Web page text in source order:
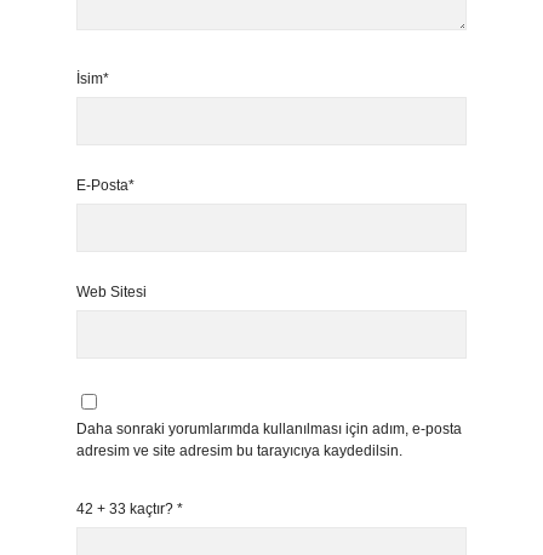
İsim*
E-Posta*
Web Sitesi
Daha sonraki yorumlarımda kullanılması için adım, e-posta
adresim ve site adresim bu tarayıcıya kaydedilsin.
42 + 33 kaçtır? *